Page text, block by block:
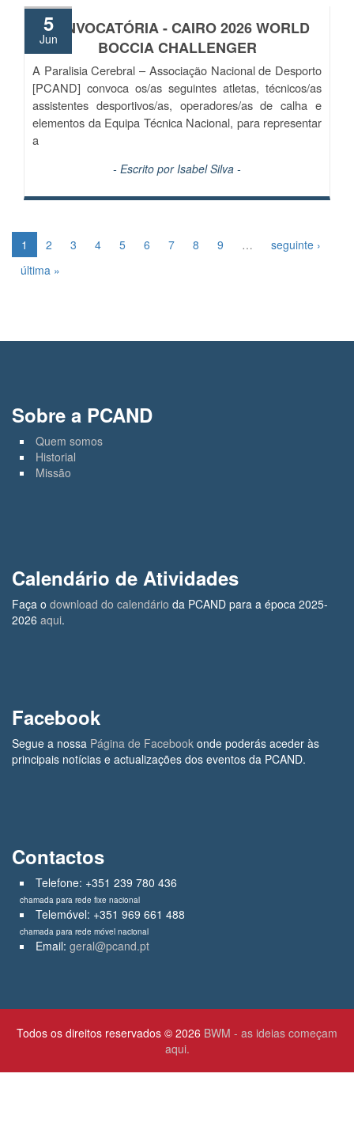
CONVOCATÓRIA - CAIRO 2026 WORLD
BOCCIA CHALLENGER
5
Jun
A Paralisia Cerebral – Associação Nacional de Desporto
[PCAND] convoca os/as seguintes atletas, técnicos/as
assistentes desportivos/as, operadores/as de calha e
elementos da Equipa Técnica Nacional, para representar
a
- Escrito porIsabel Silva -
1 2 3 4 5 6 7 8 9 …
seguinte ›
última »
Sobre a PCAND
Quem somos
Historial
Missão
Calendário de Atividades
Faça o download do calendário da PCAND para a época 2025-
2026 aqui.
Facebook
Segue a nossa Página de Facebook onde poderás aceder às
principais notícias e actualizações dos eventos da PCAND.
Contactos
Telefone: +351 239 780 436
chamada para rede fixe nacional
Telemóvel: +351 969 661 488
chamada para rede móvel nacional
Email: geral@pcand.pt
Todos os direitos reservados © 2026 BWM - as ideias começam
aqui.